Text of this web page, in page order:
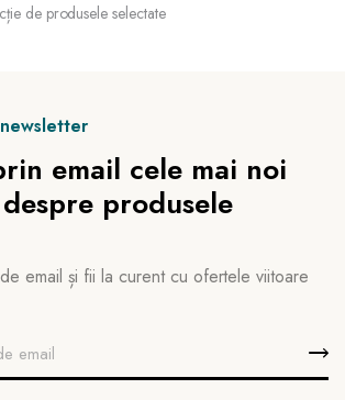
de produsele selectate
email cele mai noi
produsele
email și fii la curent cu ofertele viitoare